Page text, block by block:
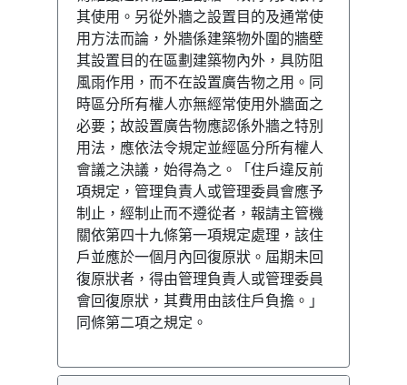
其使用。另從外牆之設置目的及通常使
用方法而論，外牆係建築物外圍的牆壁
其設置目的在區劃建築物內外，具防阻
風雨作用，而不在設置廣告物之用。同
時區分所有權人亦無經常使用外牆面之
必要；故設置廣告物應認係外牆之特別
用法，應依法令規定並經區分所有權人
會議之決議，始得為之。「住戶違反前
項規定，管理負責人或管理委員會應予
制止，經制止而不遵從者，報請主管機
關依第四十九條第一項規定處理，該住
戶並應於一個月內回復原狀。屆期未回
復原狀者，得由管理負責人或管理委員
會回復原狀，其費用由該住戶負擔。」
同條第二項之規定。